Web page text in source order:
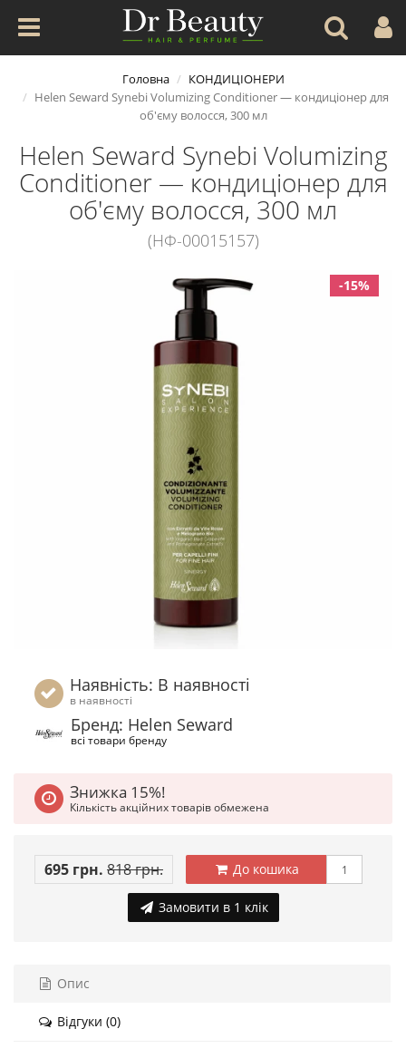
Головна
КОНДИЦІОНЕРИ
Helen Seward Synebi Volumizing Conditioner — кондиціонер для
об'єму волосся, 300 мл
Helen Seward Synebi Volumizing
Conditioner — кондиціонер для
об'єму волосся, 300 мл
(НФ-00015157)
-15%
Наявність: В наявності
в наявності
Бренд: Helen Seward
всі товари бренду
Знижка 15%!
Кількість акційних товарів обмежена
695 грн. 818 грн. До кошика
Замовити в 1 клік
Опис
Відгуки (0)